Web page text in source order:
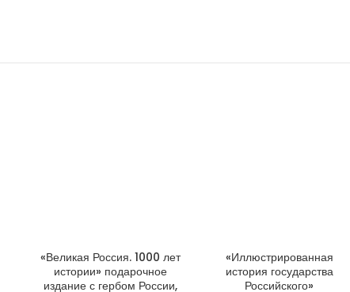
ДОБАВИТЬ В КОРЗИНУ
«Великая Россия. 1000 лет
истории» подарочное
издание с гербом России,
ДОБАВИТЬ В КОРЗИНУ
«Иллюстрированная
история государства
Российского»